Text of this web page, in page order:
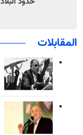
المقابلات